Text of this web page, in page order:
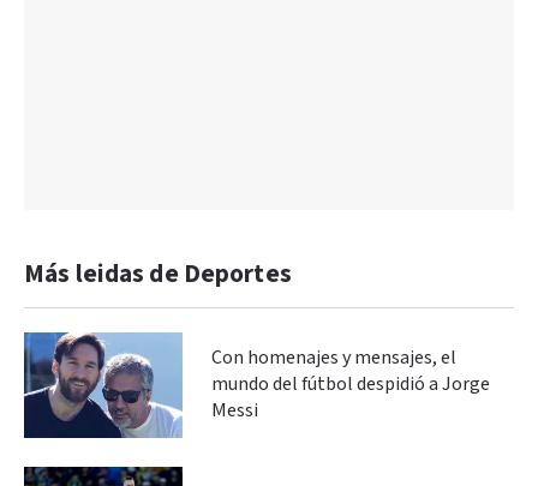
Más leidas de Deportes
Con homenajes y mensajes, el
mundo del fútbol despidió a Jorge
Messi